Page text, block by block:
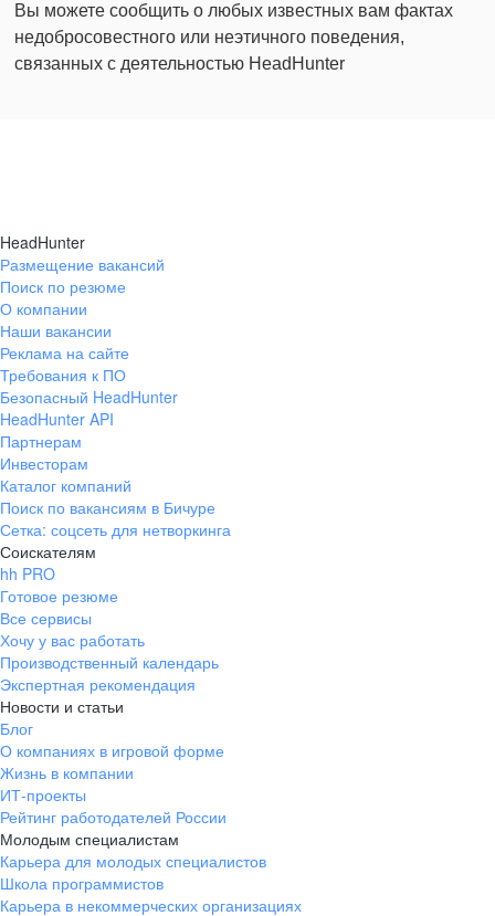
Вы можете сообщить о любых известных вам фактах
недобросовестного или неэтичного поведения,
связанных с деятельностью HeadHunter
HeadHunter
Размещение вакансий
Поиск по резюме
О компании
Наши вакансии
Реклама на сайте
Требования к ПО
Безопасный HeadHunter
HeadHunter API
Партнерам
Инвесторам
Каталог компаний
Поиск по вакансиям в Бичуре
Сетка: соцсеть для нетворкинга
Соискателям
hh PRO
Готовое резюме
Все сервисы
Хочу у вас работать
Производственный календарь
Экспертная рекомендация
Новости и статьи
Блог
О компаниях в игровой форме
Жизнь в компании
ИТ-проекты
Рейтинг работодателей России
Молодым специалистам
Карьера для молодых специалистов
Школа программистов
Карьера в некоммерческих организациях